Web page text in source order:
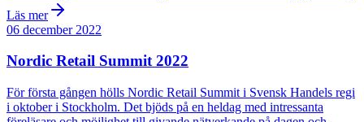
Läs mer
06 december 2022
Nordic Retail Summit 2022
För första gången hölls Nordic Retail Summit i Svensk Handels regi
i oktober i Stockholm. Det bjöds på en heldag med intressanta